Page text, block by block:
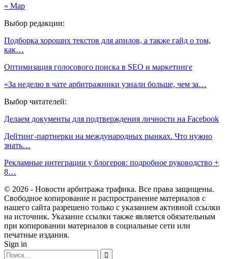
« Мар
Выбор редакции:
Подборка хороших текстов для апилов, а также гайд о том,
как…
Оптимизация голосового поиска в SEO и маркетинге
«За неделю в чате арбитражники узнали больше, чем за…
Выбор читателей:
Делаем документы для подтверждения личности на Facebook
Дейтинг-партнерки на международных рынках. Что нужно
знать…
Рекламные интеграции у блогеров: подробное руководство +
8…
© 2026 - Новости арбитража трафика. Все права защищены.
Свободное копирование и распространение материалов с
нашего сайта разрешено только с указанием активной ссылки
на источник. Указание ссылки также является обязательным
при копировании материалов в социальные сети или
печатные издания.
Sign in